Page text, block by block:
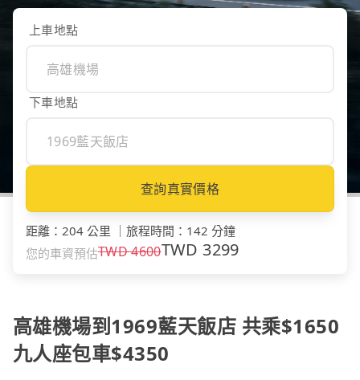
上車地點
下車地點
查詢真實價格
距離 ： 204 公里 旅程時間 ： 142 分鐘
您的車資預估TWD4600TWD 3299
高雄機場到1969藍天飯店 共乘$1650
九人座包車$4350